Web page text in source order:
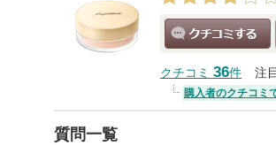
クチコミ 36件 注
購入者のクチコミ
質問一覧